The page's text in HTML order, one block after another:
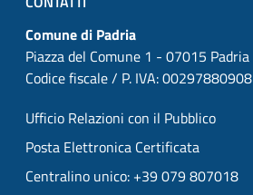
Comune di Padria
Piazza del Comune 1 - 07015 Padria
Codice fiscale / P. IVA: 00297880908
Ufficio Relazioni con il Pubblico
Posta Elettronica Certificata
Centralino unico: +39 079 807018